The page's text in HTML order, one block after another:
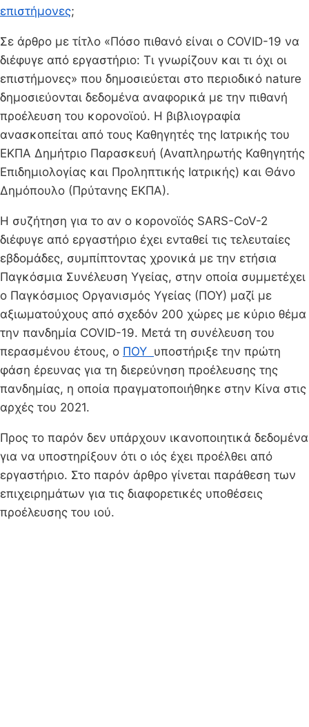
επιστήμονες;
Σε άρθρο με τίτλο «Πόσο πιθανό είναι ο COVID-19 να
διέφυγε από εργαστήριο: Τι γνωρίζουν και τι όχι οι
επιστήμονες» που δημοσιεύεται στο περιοδικό nature
δημοσιεύονται δεδομένα αναφορικά με την πιθανή
προέλευση του κορονοϊού. H βιβλιογραφία
ανασκοπείται από τους Καθηγητές της Ιατρικής του
ΕΚΠΑ Δημήτριο Παρασκευή (Αναπληρωτής Καθηγητής
Επιδημιολογίας και Προληπτικής Ιατρικής) και Θάνο
Δημόπουλο (Πρύτανης ΕΚΠΑ).
Η συζήτηση για το αν ο κορονοϊός SARS-CoV-2
διέφυγε από εργαστήριο έχει ενταθεί τις τελευταίες
εβδομάδες, συμπίπτοντας χρονικά με την ετήσια
Παγκόσμια Συνέλευση Υγείας, στην οποία συμμετέχει
ο Παγκόσμιος Οργανισμός Υγείας (ΠΟΥ) μαζί με
αξιωματούχους από σχεδόν 200 χώρες με κύριο θέμα
την πανδημία COVID-19. Μετά τη συνέλευση του
περασμένου έτους, ο ΠΟΥ υποστήριξε την πρώτη
φάση έρευνας για τη διερεύνηση προέλευσης της
πανδημίας, η οποία πραγματοποιήθηκε στην Κίνα στις
αρχές του 2021.
Προς το παρόν δεν υπάρχουν ικανοποιητικά δεδομένα
για να υποστηρίξουν ότι ο ιός έχει προέλθει από
εργαστήριο. Στο παρόν άρθρο γίνεται παράθεση των
επιχειρημάτων για τις διαφορετικές υποθέσεις
προέλευσης του ιού.